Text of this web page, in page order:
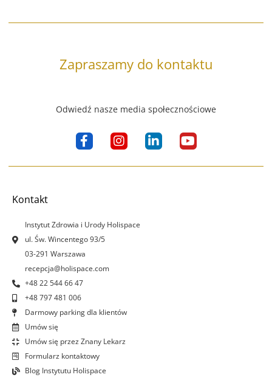
Zapraszamy do kontaktu
Odwiedź nasze media społecznościowe
F
a
c
k
-
f
I
n
s
a
L
i
n
Y
o
u
Kontakt
Instytut Zdrowia i Urody Holispace
ul. Św. Wincentego 93/5
03-291 Warszawa
recepcja@holispace.com
+48 22 544 66 47
+48 797 481 006
Darmowy parking dla klientów
Umów się
Umów się przez Znany Lekarz
Formularz kontaktowy
Blog Instytutu Holispace